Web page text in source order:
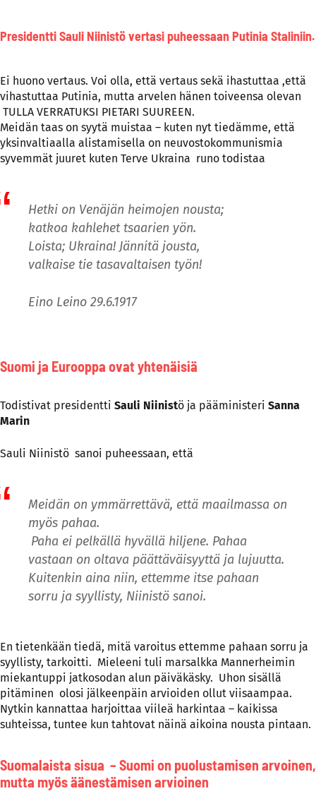
Presidentti Sauli Niinistö vertasi puheessaan Putinia Staliniin.
Ei huono vertaus. Voi olla, että vertaus sekä ihastuttaa ,että
vihastuttaa Putinia, mutta arvelen hänen toiveensa olevan
TULLA VERRATUKSI PIETARI SUUREEN.
Meidän taas on syytä muistaa – kuten nyt tiedämme, että
yksinvaltiaalla alistamisella on neuvostokommunismia
syvemmät juuret kuten Terve Ukraina runo todistaa
Hetki on Venäjän heimojen nousta;
katkoa kahlehet tsaarien yön.
Loista; Ukraina! Jännitä jousta,
valkaise tie tasavaltaisen työn!
Eino Leino 29.6.1917
Suomi ja Eurooppa ovat yhtenäisiä
Todistivat presidentti Sauli Niinistö ja pääministeri Sanna
Marin
Sauli Niinistö sanoi puheessaan, että
Meidän on ymmärrettävä, että maailmassa on
myös pahaa.
Paha ei pelkällä hyvällä hiljene. Pahaa
vastaan on oltava päättäväisyyttä ja lujuutta.
Kuitenkin aina niin, ettemme itse pahaan
sorru ja syyllisty, Niinistö sanoi.
En tietenkään tiedä, mitä varoitus ettemme pahaan sorru ja
syyllisty, tarkoitti. Mieleeni tuli marsalkka Mannerheimin
miekantuppi jatkosodan alun päiväkäsky. Uhon sisällä
pitäminen olosi jälkeenpäin arvioiden ollut viisaampaa.
Nytkin kannattaa harjoittaa viileä harkintaa – kaikissa
suhteissa, tuntee kun tahtovat näinä aikoina nousta pintaan.
Suomalaista sisua – Suomi on puolustamisen arvoinen,
mutta myös äänestämisen arvioinen